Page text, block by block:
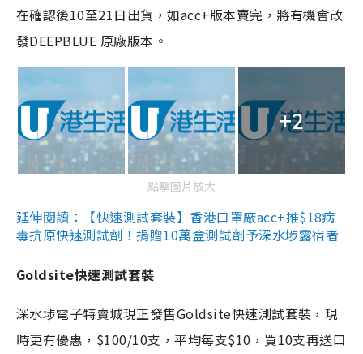
在確認後10至21日出貨，如acc+版本賣完，將有機會改
發DEEPBLUE 原廠版本。
+2
點擊圖片放大
延伸閱讀：【快速測試套裝】香港口罩廠acc+推$18病
毒抗原快速測試劑！捐贈10萬盒測試劑予深水埗露宿者
Goldsite快速測試套裝
深水埗電子特賣城現正發售Goldsite快速測試套裝，現
時更有優惠，$100/10支，平均每支$10，買10支再送口